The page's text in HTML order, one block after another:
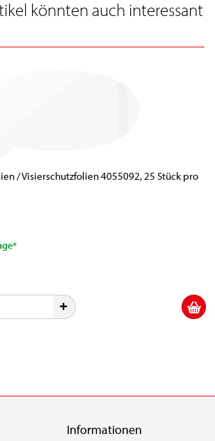
könnten auch interessant
/ Visierschutzfolien 4055092, 25 Stück pro
Informationen